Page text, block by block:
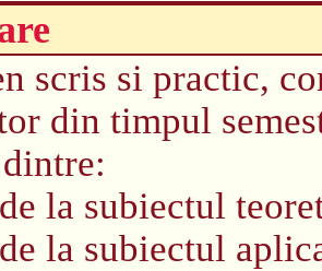
scris si practic,
din timpul
la subiectul
la subiectul